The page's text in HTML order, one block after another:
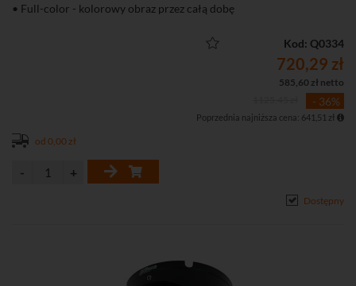
• Full-color - kolorowy obraz przez całą dobę
• Funkcje obrazu: D-WDR, 3D-DNR, BLC, HLC, tryb korytarzowy
Kod: Q0334
720,29 zł
585,60 zł netto
- 36%
Poprzednia najniższa cena: 641,51 zł
od 0,00 zł
Dostępny